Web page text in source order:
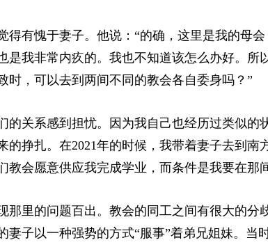
有愧于妻子。他说：“的确，这里是我的母会
是我非常内疚的。我也不知道该怎么办好。所
时，可以去到两间不同的教会各自委身吗？”
的关系感到担忧。因为我自己也经历过类似的
的挣扎。在2021年的时候，我带着妻子去到南
会愿意供应我完成学业，而条件是我要在那
那里的问题百出。教会的同工之间有很大的分
妻子以一种强势的方式“服事”着弟兄姐妹。当